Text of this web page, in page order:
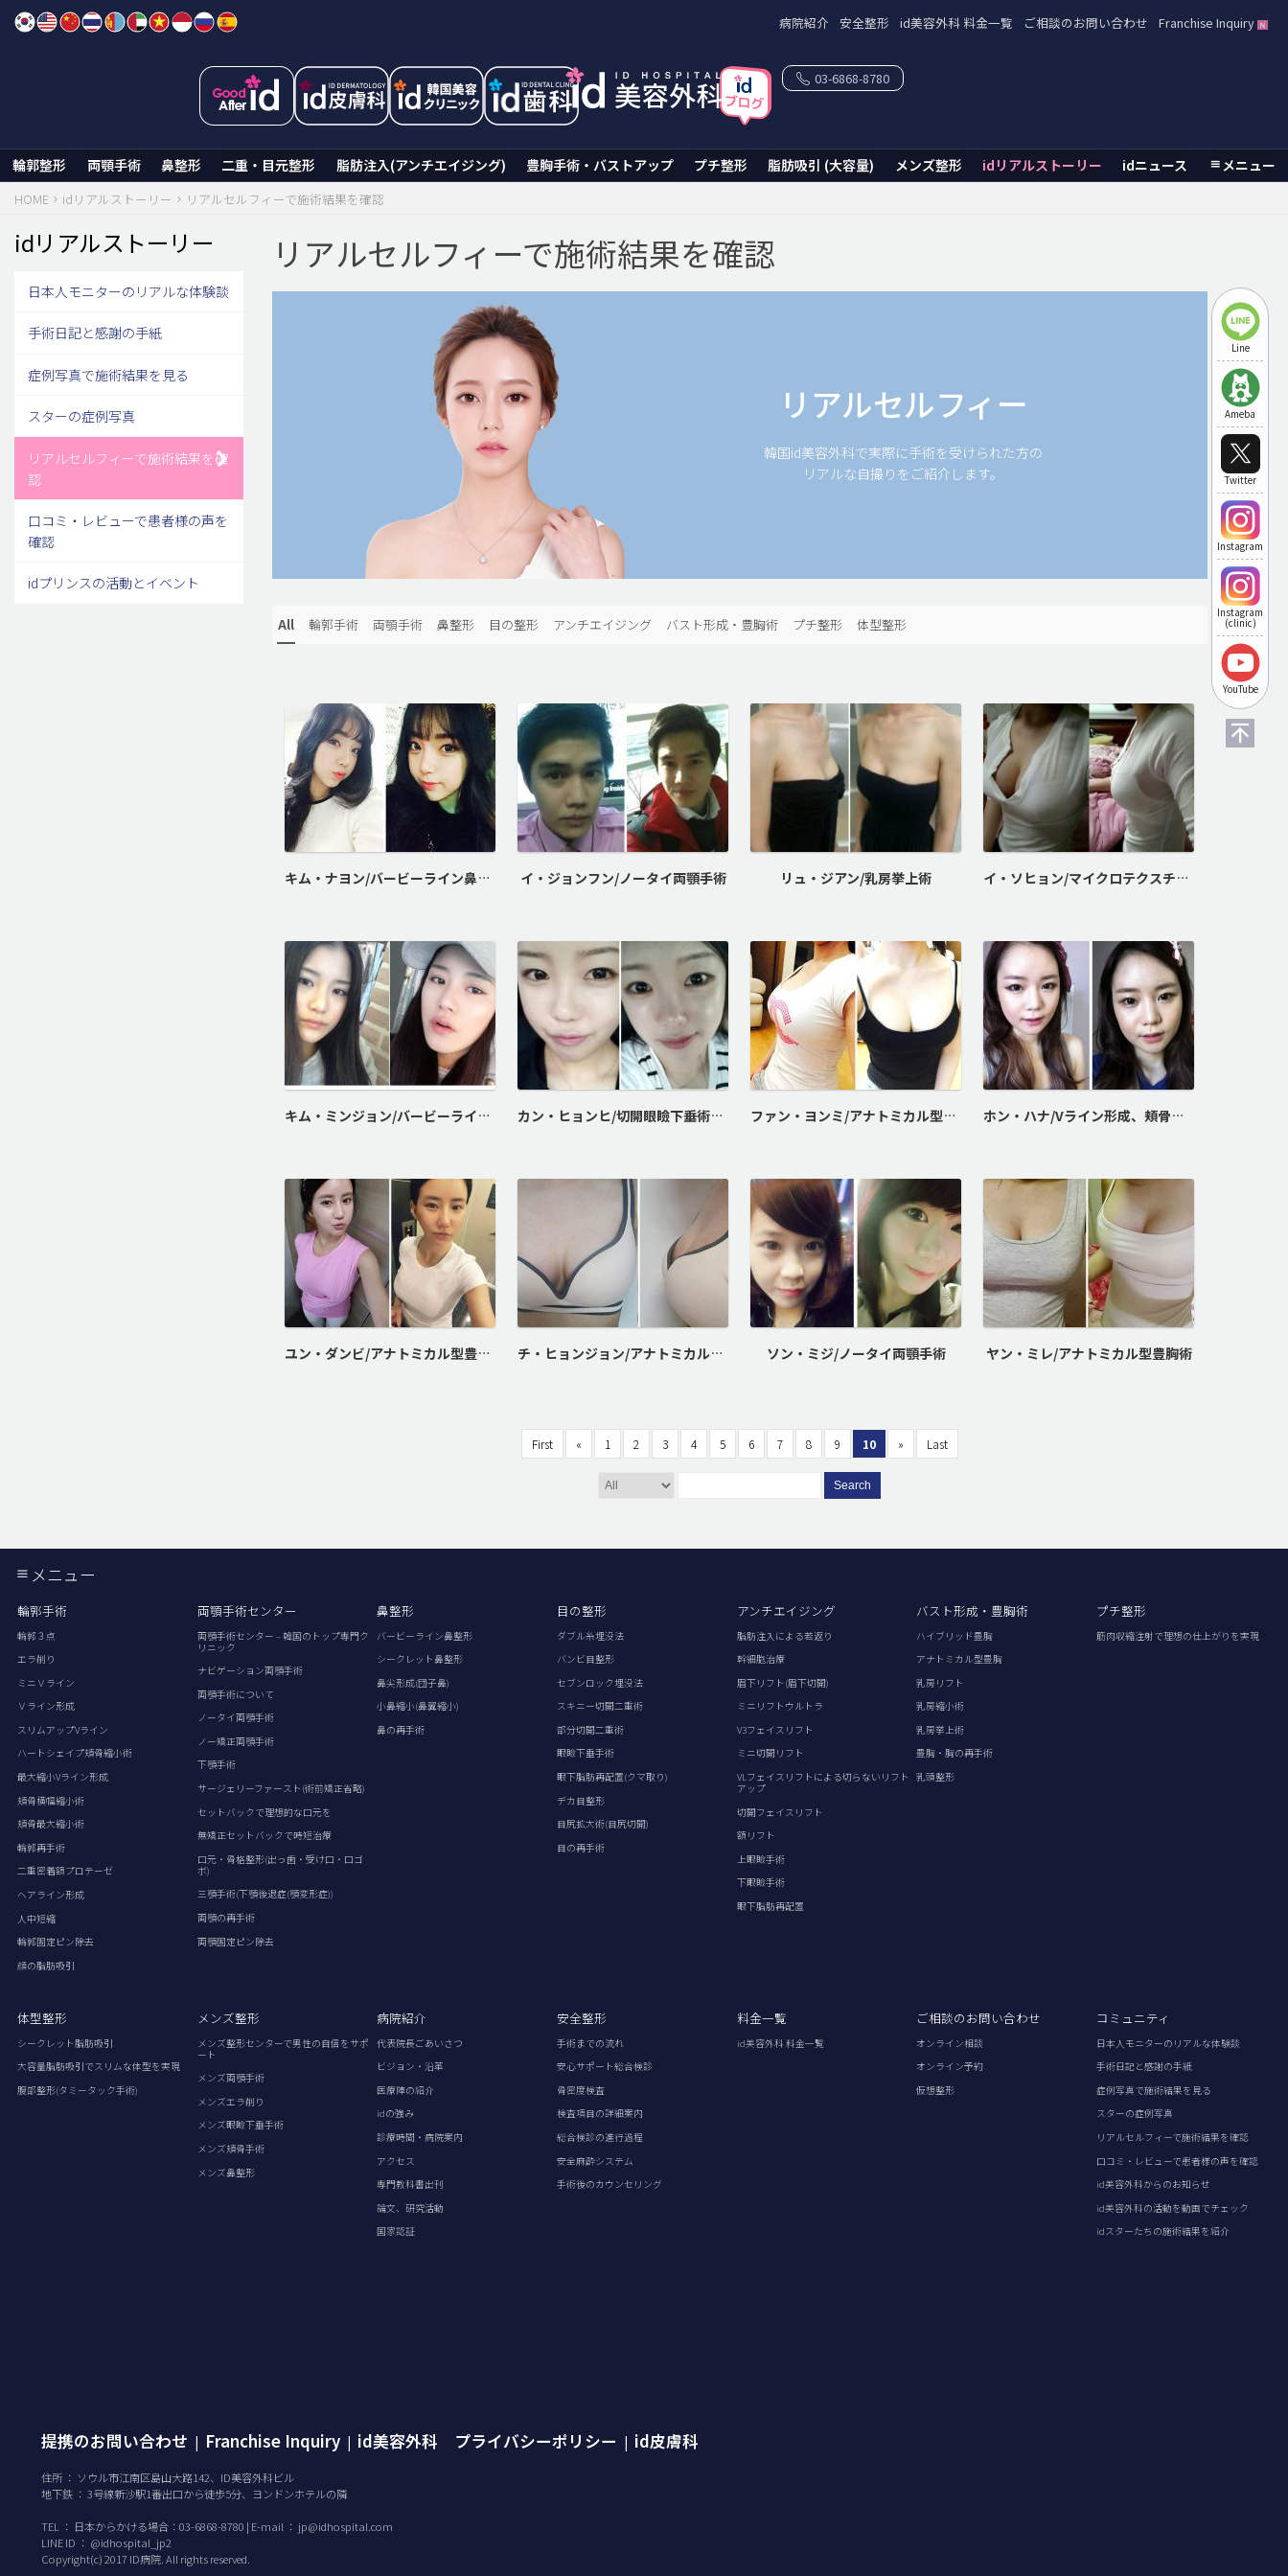
Skip
病院紹介 安全整形 id美容外科 料金一覧 ご相談のお問い合わせ Franchise Inquiry
輪郭整形 両顎手術 鼻整形 二重・目元整形 脂肪注入(アンチエイジング) 豊胸手術・バストアップ プチ整形 脂肪吸引 (大容量) メンズ整形 idリアルストーリー idニュース メニュー
03-6868-8780
Line
Ameba
Twitter
Instagram
Instagram
(clinic)
YouTube
HOME idリアルストーリー リアルセルフィーで施術結果を確認
リアルセルフィーで施術結果を確認
リアルセルフィー
韓国id美容外科で実際に手術を受けられた方の
リアルな自撮りをご紹介します。
All 輪郭手術 両顎手術 鼻整形 目の整形 アンチエイジング バスト形成・豊胸術 プチ整形 体型整形
キム・ナヨン/バービーライン鼻整形 イ・ジョンフン/ノータイ両顎手術 リュ・ジアン/乳房挙上術 イ・ソヒョン/マイクロテクスチャー豊胸術
キム・ミンジョン/バービーライン鼻整形 カン・ヒョンヒ/切開眼瞼下垂術、デカ目整形（目頭切開、目尻切開、たれ目形成）、バービーライン鼻整形、脂肪注入 ファン・ヨンミ/アナトミカル型豊胸術 ホン・ハナ/Vライン形成、頬骨最大縮小術、鼻再手術
ユン・ダンビ/アナトミカル型豊胸術 チ・ヒョンジョン/アナトミカル型豊胸術 ソン・ミジ/ノータイ両顎手術 ヤン・ミレ/アナトミカル型豊胸術
First « 1 2 3 4 5 6 7 8 9 10 » Last
Search
idリアルストーリー
日本人モニターのリアルな体験談
手術日記と感謝の手紙
症例写真で施術結果を見る
スターの症例写真
リアルセルフィーで施術結果を確
認
口コミ・レビューで患者様の声を
確認
idプリンスの活動とイベント
メニュー
輪郭手術
輪郭３点
エラ削り
ミニＶライン
Ｖライン形成
スリムアップVライン
ハートシェイプ頬骨縮小術
最大縮小Vライン形成
頬骨横幅縮小術
頬骨最大縮小術
輪郭再手術
二重密着額プロテーゼ
ヘアライン形成
人中短縮
輪郭固定ピン除去
顔の脂肪吸引
両顎手術センター
両顎手術センター – 韓国のトップ専門ク
リニック
ナビゲーション両顎手術
両顎手術について
ノータイ両顎手術
ノー矯正両顎手術
下顎手術
サージェリーファースト(術前矯正省略)
セットバックで理想的な口元を
無矯正セットバックで時短治療
口元・骨格整形(出っ歯・受け口・口ゴ
ボ)
三顎手術(下顎後退症(顎変形症))
両顎の再手術
両顎固定ピン除去
鼻整形
バービーライン鼻整形
シークレット鼻整形
鼻尖形成(団子鼻)
小鼻縮小(鼻翼縮小)
鼻の再手術
目の整形
ダブル糸埋没法
バンビ目整形
セブンロック埋没法
スキニー切開二重術
部分切開二重術
眼瞼下垂手術
眼下脂肪再配置(クマ取り)
デカ目整形
目尻拡大術(目尻切開)
目の再手術
アンチエイジング
脂肪注入による若返り
幹細胞治療
眉下リフト(眉下切開)
ミニリフトウルトラ
V3フェイスリフト
ミニ切開リフト
VLフェイスリフトによる切らないリフト
アップ
切開フェイスリフト
額リフト
上眼瞼手術
下眼瞼手術
眼下脂肪再配置
バスト形成・豊胸術
ハイブリッド豊胸
アナトミカル型豊胸
乳房リフト
乳房縮小術
乳房挙上術
豊胸・胸の再手術
乳頭整形
プチ整形
筋肉収縮注射で理想の仕上がりを実現
体型整形
シークレット脂肪吸引
大容量脂肪吸引でスリムな体型を実現
腹部整形(タミータック手術)
メンズ整形
メンズ整形センターで男性の自信をサポ
ート
メンズ両顎手術
メンズエラ削り
メンズ眼瞼下垂手術
メンズ頬骨手術
メンズ鼻整形
病院紹介
代表院長ごあいさつ
ビジョン・沿革
医療陣の紹介
idの強み
診療時間・病院案内
アクセス
専門教科書出刊
論文、研究活動
国家認証
安全整形
手術までの流れ
安心サポート総合検診
骨密度検査
検査項目の詳細案内
総合検診の進行過程
安全麻酔システム
手術後のカウンセリング
料金一覧
id美容外科 料金一覧
ご相談のお問い合わせ
オンライン相談
オンライン予約
仮想整形
コミュニティ
日本人モニターのリアルな体験談
手術日記と感謝の手紙
症例写真で施術結果を見る
スターの症例写真
リアルセルフィーで施術結果を確認
口コミ・レビューで患者様の声を確認
id美容外科からのお知らせ
id美容外科の活動を動画でチェック
idスターたちの施術結果を紹介
提携のお問い合わせ | Franchise Inquiry | id美容外科 プライバシーポリシー | id皮膚科
住所 ： ソウル市江南区島山大路142、ID美容外科ビル
地下鉄 ： 3号線新沙駅1番出口から徒歩5分、ヨンドンホテルの隣
TEL ： 日本からかける場合：03-6868-8780 | E-mail ： jp@idhospital.com
LINE ID ： @idhospital_jp2
Copyright(c) 2017 ID病院. All rights reserved.